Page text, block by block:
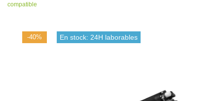
compatible
-40% En stock: 24H laborables